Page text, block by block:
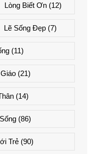
Lòng Biết Ơn(12)
Lẽ Sống Đẹp(7)
(11)
(21)
(14)
(86)
Trẻ (90)